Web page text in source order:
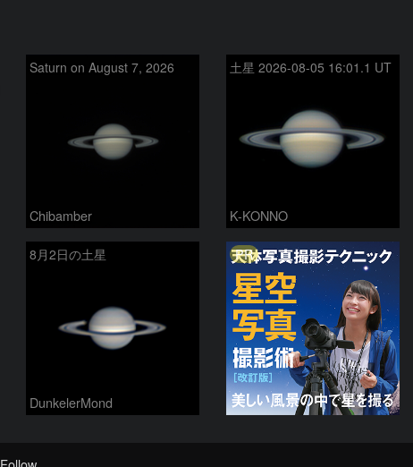
Saturn on August 7, 2026
Chibamber
土星 2026-08-05 16:01.1 UT
K-KONNO
8月2日の土星
DunkelerMond
PR